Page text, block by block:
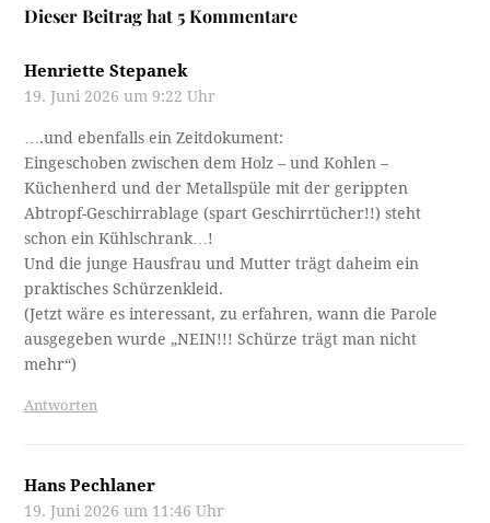
Dieser Beitrag hat 5 Kommentare
Henriette Stepanek
19. Juni 2026 um 9:22 Uhr
….und ebenfalls ein Zeitdokument:
Eingeschoben zwischen dem Holz – und Kohlen –
Küchenherd und der Metallspüle mit der gerippten
Abtropf-Geschirrablage (spart Geschirrtücher!!) steht
schon ein Kühlschrank…!
Und die junge Hausfrau und Mutter trägt daheim ein
praktisches Schürzenkleid.
(Jetzt wäre es interessant, zu erfahren, wann die Parole
ausgegeben wurde „NEIN!!! Schürze trägt man nicht
mehr“)
Antworten
Hans Pechlaner
19. Juni 2026 um 11:46 Uhr